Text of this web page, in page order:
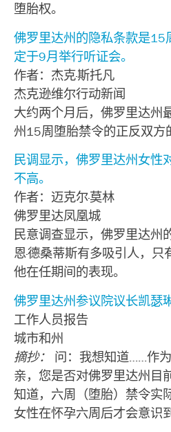
堕胎权。
佛罗里达州的隐私条款是15
定于9月举行听证会。
作者：杰克·斯托凡
杰克逊维尔行动新闻
大约两个月后，佛罗里达州
州15周堕胎禁令的正反双方
民调显示，佛罗里达州女性
不高。
作者：迈克尔·莫林
佛罗里达凤凰城
民意调查显示，佛罗里达州
恩·德桑蒂斯有多吸引人，
他在任期间的表现。
佛罗里达州参议院议长凯瑟
工作人员报告
城市和州
摘抄： 问：我想知道……作
亲，您是否对佛罗里达州目
知道，六周（堕胎）禁令实
女性在怀孕六周后才会意识